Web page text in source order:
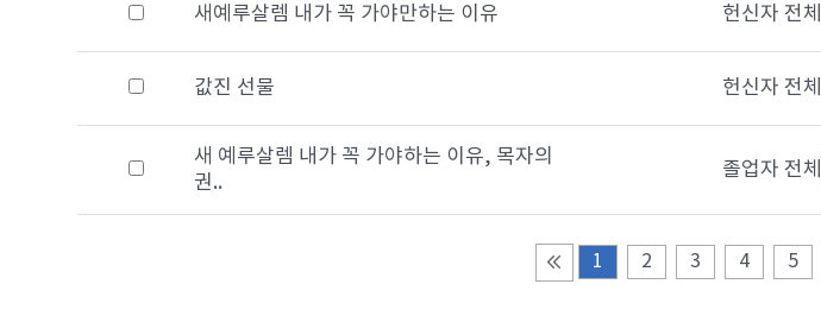
새예루살렘 내가 꼭 가야만하는 이유 헌신자 전체
값진 선물 헌신자 전체
새 예루살렘 내가 꼭 가야하는 이유, 목자의
권..
졸업자 전체
1 2 3 4 5